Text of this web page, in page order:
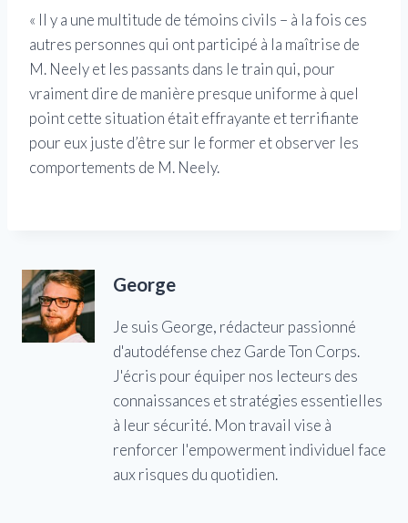
« Il y a une multitude de témoins civils – à la fois ces
autres personnes qui ont participé à la maîtrise de
M. Neely et les passants dans le train qui, pour
vraiment dire de manière presque uniforme à quel
point cette situation était effrayante et terrifiante
pour eux juste d’être sur le former et observer les
comportements de M. Neely.
George
Je suis George, rédacteur passionné
d'autodéfense chez Garde Ton Corps.
J'écris pour équiper nos lecteurs des
connaissances et stratégies essentielles
à leur sécurité. Mon travail vise à
renforcer l'empowerment individuel face
aux risques du quotidien.